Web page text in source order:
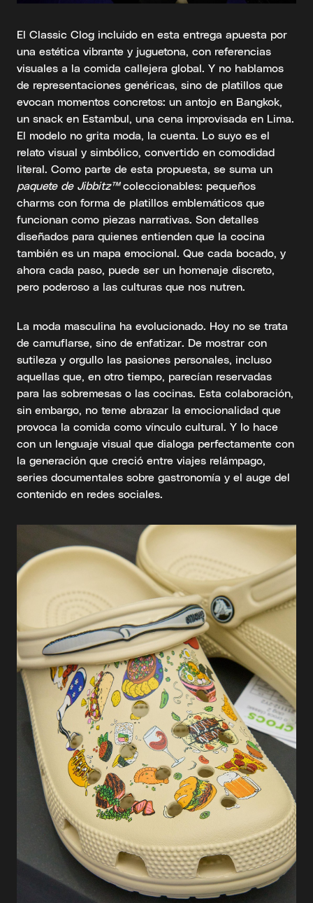
El Classic Clog incluido en esta entrega apuesta por
una estética vibrante y juguetona, con referencias
visuales a la comida callejera global. Y no hablamos
de representaciones genéricas, sino de platillos que
evocan momentos concretos: un antojo en Bangkok,
un snack en Estambul, una cena improvisada en Lima.
El modelo no grita moda, la cuenta. Lo suyo es el
relato visual y simbólico, convertido en comodidad
literal. Como parte de esta propuesta, se suma un
paquete de Jibbitz™coleccionables: pequeños
charms con forma de platillos emblemáticos que
funcionan como piezas narrativas. Son detalles
diseñados para quienes entienden que la cocina
también es un mapa emocional. Que cada bocado, y
ahora cada paso, puede ser un homenaje discreto,
pero poderoso a las culturas que nos nutren.
La moda masculina ha evolucionado. Hoy no se trata
de camuflarse, sino de enfatizar. De mostrar con
sutileza y orgullo las pasiones personales, incluso
aquellas que, en otro tiempo, parecían reservadas
para las sobremesas o las cocinas. Esta colaboración,
sin embargo, no teme abrazar la emocionalidad que
provoca la comida como vínculo cultural. Y lo hace
con un lenguaje visual que dialoga perfectamente con
la generación que creció entre viajes relámpago,
series documentales sobre gastronomía y el auge del
contenido en redes sociales.